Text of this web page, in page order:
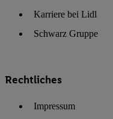
Karriere bei Lidl
Schwarz Gruppe
Rechtliches
Impressum